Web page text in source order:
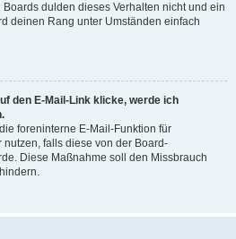
dulden dieses Verhalten nicht und ein
deinen Rang unter Umständen einfach
den E-Mail-Link klicke, werde ich
foreninterne E-Mail-Funktion für
falls diese von der Board-
Diese Maßnahme soll den Missbrauch